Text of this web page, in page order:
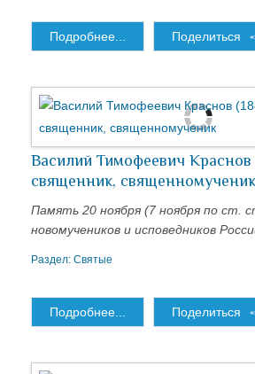
Подробнее... Поделиться
Василий Тимофеевич Краснов
священник, священномученик
Память 20 ноября (7 ноября по ст.
новомучеников и исповедников
Раздел: Святые
Подробнее... Поделиться